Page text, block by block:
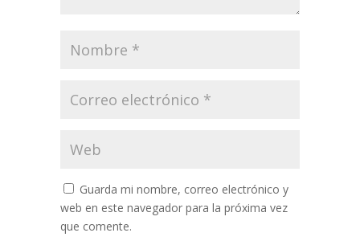
Guarda mi nombre, correo electrónico y
web en este navegador para la próxima vez
que comente.